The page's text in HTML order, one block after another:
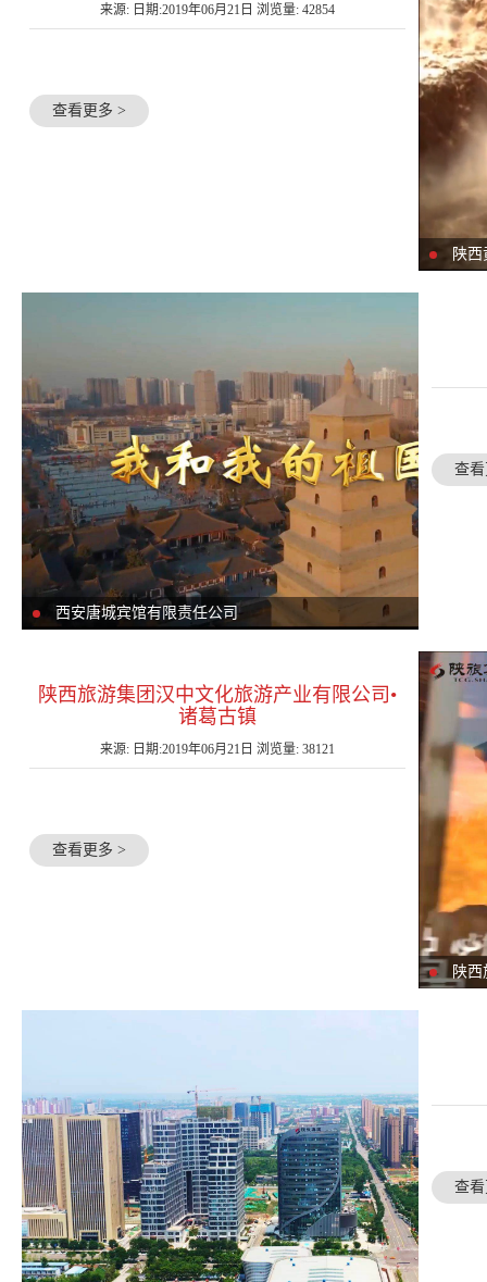
陕
来源: 日期:2019年06月21日 浏览量: 42854
查看更多 >
西安唐城宾馆有限责任公司
查
陕
陕西旅游集团汉中文化旅游产业有限公司•
诸葛古镇
来源: 日期:2019年06月21日 浏览量: 38121
查看更多 >
查